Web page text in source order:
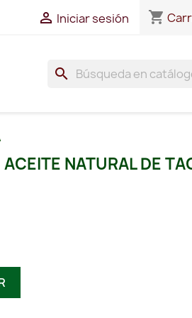
 Iniciar sesión shopping_cart
search
NATURAL DE